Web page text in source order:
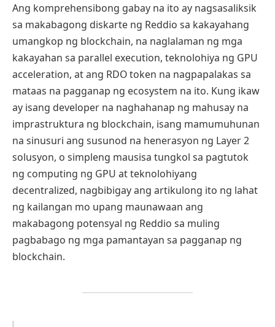
Ang komprehensibong gabay na ito ay nagsasaliksik
sa makabagong diskarte ng Reddio sa kakayahang
umangkop ng blockchain, na naglalaman ng mga
kakayahan sa parallel execution, teknolohiya ng GPU
acceleration, at ang RDO token na nagpapalakas sa
mataas na pagganap ng ecosystem na ito. Kung ikaw
ay isang developer na naghahanap ng mahusay na
imprastruktura ng blockchain, isang mamumuhunan
na sinusuri ang susunod na henerasyon ng Layer 2
solusyon, o simpleng mausisa tungkol sa pagtutok
ng computing ng GPU at teknolohiyang
decentralized, nagbibigay ang artikulong ito ng lahat
ng kailangan mo upang maunawaan ang
makabagong potensyal ng Reddio sa muling
pagbabago ng mga pamantayan sa pagganap ng
blockchain.